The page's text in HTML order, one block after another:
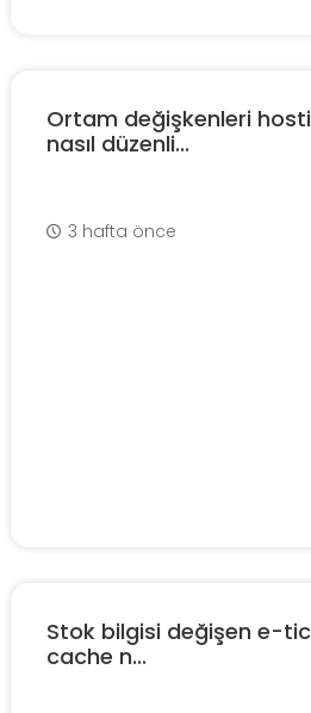
Ortam değişkenleri
nasıl düzenli...
3 hafta önce
Stok bilgisi değişen e-
cache n...